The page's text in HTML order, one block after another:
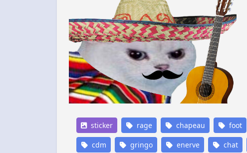
sticker rage chapeau foot
cdm gringo enerve chat